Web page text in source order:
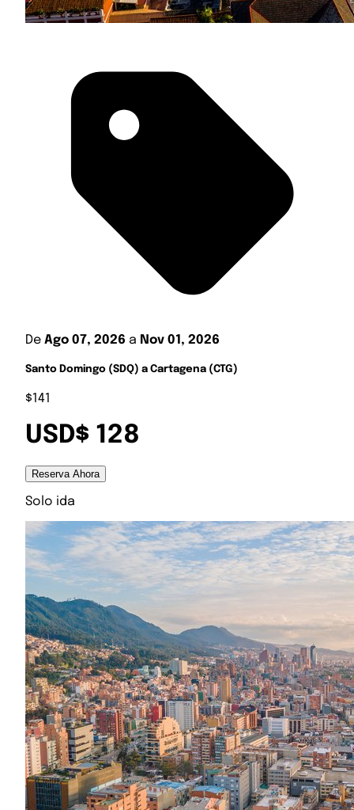
De Ago 07, 2026 a Nov 01, 2026
Santo Domingo (SDQ) a Cartagena (CTG)
$141
USD$ 128
Reserva Ahora
Solo ida